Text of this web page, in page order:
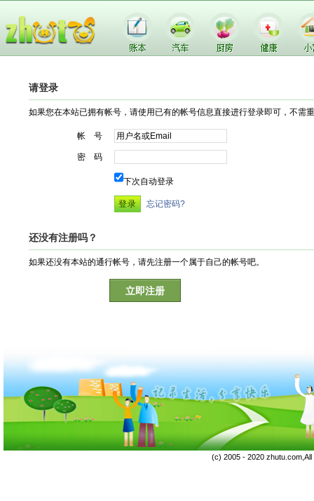
请登录
如果您在本站已拥有帐号，请使用已有的帐号信息直接进行登录即可，不需
帐 号
密 码
下次自动登录
忘记密码?
还没有注册吗？
如果还没有本站的通行帐号，请先注册一个属于自己的帐号吧。
立即注册
(c) 2005 - 2020